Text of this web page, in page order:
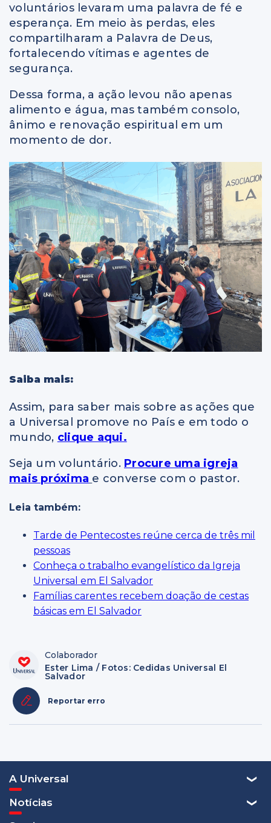
voluntários levaram uma palavra de fé e
esperança. Em meio às perdas, eles
compartilharam a Palavra de Deus,
fortalecendo vítimas e agentes de
segurança.
Dessa forma, a ação levou não apenas
alimento e água, mas também consolo,
ânimo e renovação espiritual em um
momento de dor.
Saiba mais:
Assim, para saber mais sobre as ações que
a Universal promove no País e em todo o
mundo, clique aqui.
Seja um voluntário. Procure uma igreja
mais próxima e converse com o pastor.
Leia também:
Tarde de Pentecostes reúne cerca de três mil
pessoas
Conheça o trabalho evangelístico da Igreja
Universal em El Salvador
Famílias carentes recebem doação de cestas
básicas em El Salvador
Colaborador
Ester Lima / Fotos: Cedidas Universal El
Salvador
Reportar erro
A Universal
Notícias